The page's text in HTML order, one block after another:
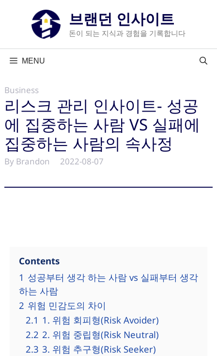
기
브랜던 인사이트
돈이 되는 지식과 경험을 기록합니다
MENU
Business
리스크 관리 인사이트- 성공
에 집중하는 사람 VS 실패에
집중하는 사람의 속사정
By Brandon 2022-08-07
Contents
1 성공부터 생각 하는 사람 vs 실패부터 생각
하는 사람
2 위험 민감도의 차이
2.1 1. 위험 회피형(Risk Avoider)
2.2 2. 위험 중립형(Risk Neutral)
2.3 3. 위험 추구형(Risk Seeker)